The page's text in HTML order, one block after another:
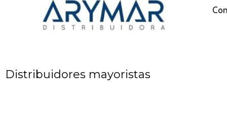
Distribuidores mayoristas